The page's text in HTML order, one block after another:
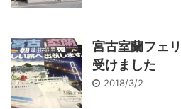
宮古室蘭フェ
受けました
2018/3/2